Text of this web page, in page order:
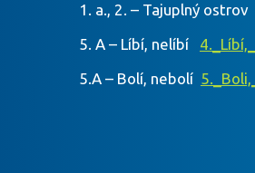
1. a., 2. – Tajuplný ostrov
5. A – Líbí, nelíbí
5.A – Bolí, nebolí